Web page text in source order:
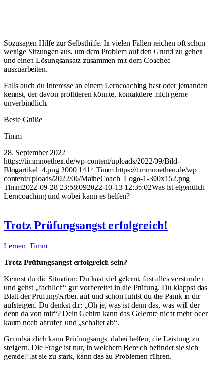
Sozusagen Hilfe zur Selbsthilfe. In vielen Fällen reichen oft schon
wenige Sitzungen aus, um dem Problem auf den Grund zu gehen
und einen Lösungsansatz zusammen mit dem Coachee
auszuarbeiten.
Falls auch du Interesse an einem Lerncoaching hast oder jemanden
kennst, der davon profitieren könnte, kontaktiere mich gerne
unverbindlich.
Beste Grüße
Timm
28. September 2022
https://timmnoethen.de/wp-content/uploads/2022/09/Bild-
Blogartikel_4.png 2000 1414 Timm https://timmnoethen.de/wp-
content/uploads/2022/06/MatheCoach_Logo-1-300x152.png
Timm2022-09-28 23:58:092022-10-13 12:36:02Was ist eigentlich
Lerncoaching und wobei kann es helfen?
Trotz Prüfungsangst erfolgreich!
Lernen, Timm
Trotz Prüfungsangst erfolgreich sein?
Kennst du die Situation: Du hast viel gelernt, fast alles verstanden
und gehst „fachlich“ gut vorbereitet in die Prüfung. Du klappst das
Blatt der Prüfung/Arbeit auf und schon fühlst du die Panik in dir
aufsteigen. Du denkst dir: „Oh je, was ist denn das, was will der
denn da von mir“? Dein Gehirn kann das Gelernte nicht mehr oder
kaum noch abrufen und „schaltet ab“.
Grundsätzlich kann Prüfungsangst dabei helfen, die Leistung zu
steigern. Die Frage ist nur, in welchem Bereich befindet sie sich
gerade? Ist sie zu stark, kann das zu Problemen führen.